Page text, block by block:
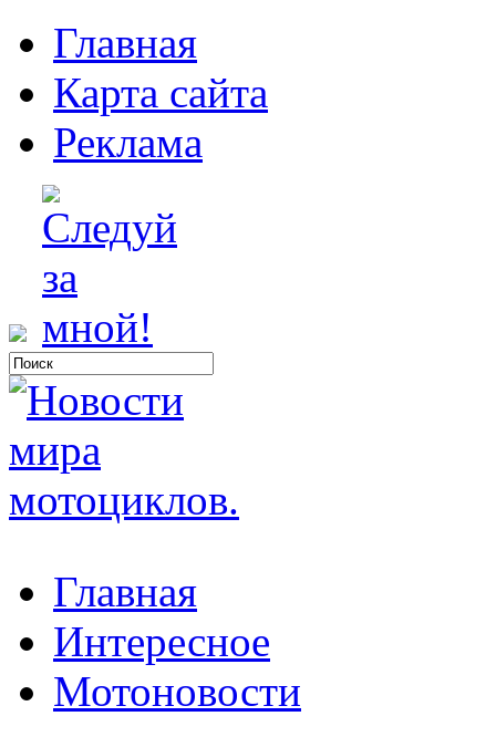
Главная
Карта сайта
Реклама
Главная
Интересное
Мотоновости